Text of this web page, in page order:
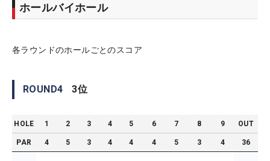
ホールバイホール
各ラウンドのホールごとのスコア
ROUND4 3位
HOLE 1 2 3 4 5 6 7 8 9 OUT
PAR 4 5 3 4 4 4 5 3 4 36